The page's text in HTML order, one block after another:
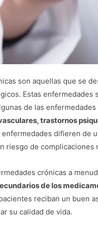
son aquellas que se
Estas
de las
trastornos
difieren de
riesgo de
crónicas a
de los
reciban un buen
su calidad de vida.